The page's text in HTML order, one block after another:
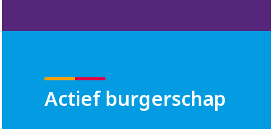
Actief burgerschap